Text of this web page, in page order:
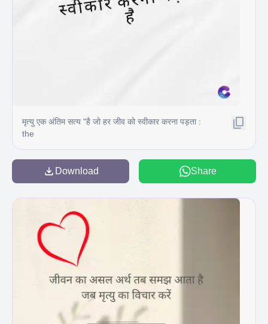
मृत्यु एक अंतिम सत्य "है जो हर जीव को स्वीकार करना पड़ता :
the
Download Share